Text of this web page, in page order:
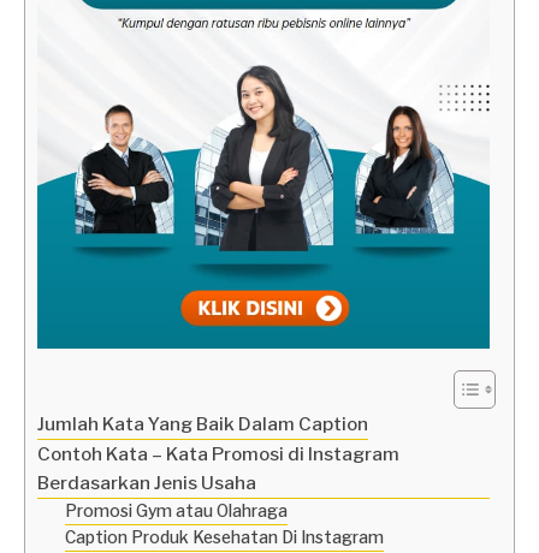
Jumlah Kata Yang Baik Dalam Caption
Contoh Kata – Kata Promosi di Instagram
Berdasarkan Jenis Usaha
Promosi Gym atau Olahraga
Caption Produk Kesehatan Di Instagram